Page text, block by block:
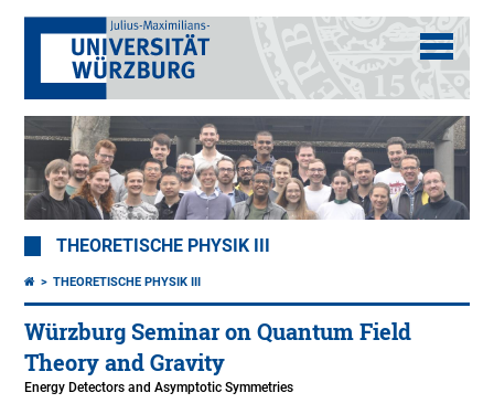
THEORETISCHE PHYSIK III
THEORETISCHE PHYSIK III
Würzburg Seminar on Quantum Field
Theory and Gravity
Energy Detectors and Asymptotic Symmetries